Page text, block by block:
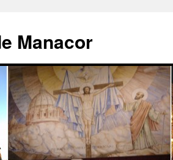
Manacor